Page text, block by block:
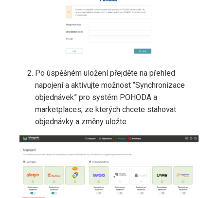
Po úspěšném uložení přejděte na přehled
napojení a aktivujte možnost “Synchronizace
objednávek” pro systém POHODA a
marketplaces, ze kterých chcete stahovat
objednávky a změny uložte.